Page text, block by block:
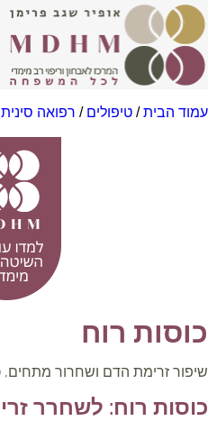
הבית/טיפולים/ רפואה סינית/
רוח
זרימת הדם ושחרור מתחים,
רוח: לשחרר